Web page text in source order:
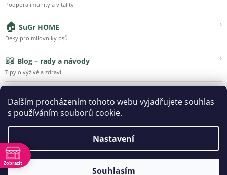
Dalším procházením tohoto webu vyjadřujete souhlas
s používáním souborů cookie.
Nastavení
Souhlasím
Podpora imunity a vitality
🏠 SuGr HOME ›
Deky pro milovníky psů
📖 Blog – rady a návody ›
Tipy o výživě a zdraví
Poznejte Super-Granule
Zobrazit